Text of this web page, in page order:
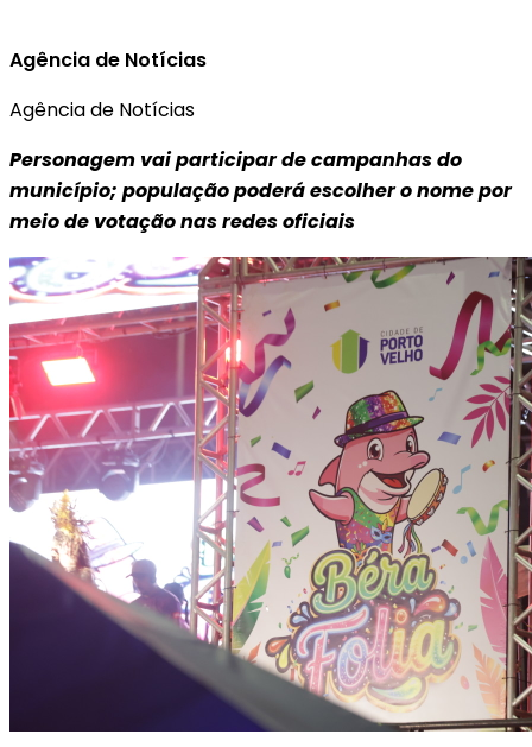
Agência de Notícias
Agência de Notícias
Personagem vai participar de campanhas do
município; população poderá escolher o nome por
meio de votação nas redes oficiais